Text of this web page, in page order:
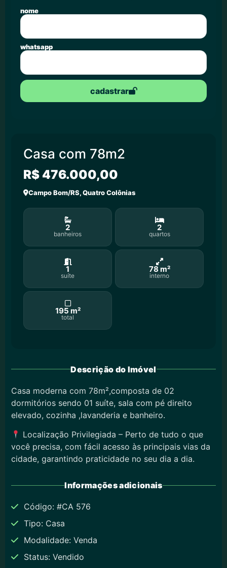
nome
whatsapp
cadastrar
Casa com 78m2
R$ 476.000,00
Campo Bom/RS, Quatro Colônias
2
banheiros
2
quartos
1
suíte
78 m²
interno
195 m²
total
Descrição do Imóvel
Casa moderna com 78m²,composta de 02
dormitórios sendo 01 suíte, sala com pé direito
elevado, cozinha ,lavanderia e banheiro.
Localização Privilegiada – Perto de tudo o que
você precisa, com fácil acesso às principais vias da
cidade, garantindo praticidade no seu dia a dia.
Informações adicionais
Código: #CA 576
Tipo: Casa
Modalidade: Venda
Status: Vendido